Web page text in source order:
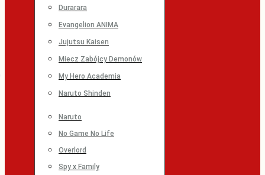
Durarara
Evangelion ANIMA
Jujutsu Kaisen
Miecz Zabójcy Demonów
My Hero Academia
Naruto Shinden
Naruto
No Game No Life
Overlord
Spy x Family